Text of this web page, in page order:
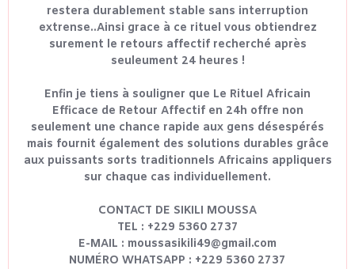
restera durablement stable sans interruption
extrense..Ainsi grace à ce rituel vous obtiendrez
surement le retours affectif recherché après
seuleument 24 heures !
Enfin je tiens à souligner que Le Rituel Africain
Efficace de Retour Affectif en 24h offre non
seulement une chance rapide aux gens désespérés
mais fournit également des solutions durables grâce
aux puissants sorts traditionnels Africains appliquers
sur chaque cas individuellement.
CONTACT DE SIKILI MOUSSA
TEL : +229 5360 2737
E-MAIL : moussasikili49@gmail.com
NUMÉRO WHATSAPP : +229 5360 2737